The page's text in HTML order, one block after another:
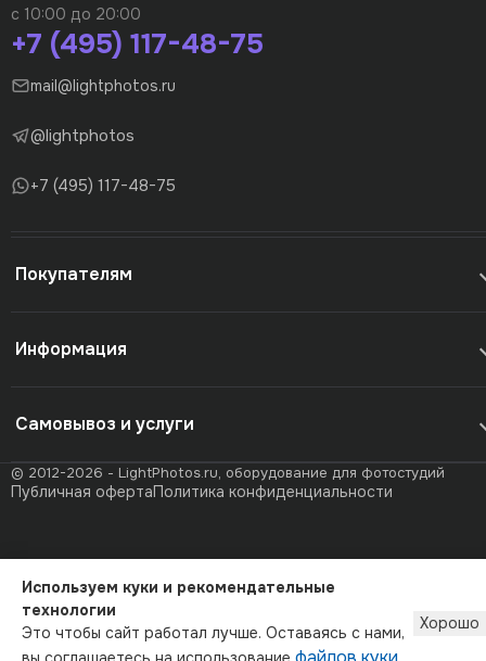
с 10:00 до 20:00
+7 (495) 117-48-75
mail@lightphotos.ru
@lightphotos
+7 (495) 117-48-75
Покупателям
Информация
Самовывоз и услуги
© 2012-2026 - LightPhotos.ru, оборудование для фотостудий
Публичная офертаПолитика конфиденциальности
Используем куки и рекомендательные
технологии
Это чтобы сайт работал лучше. Оставаясь с нами,
Хорошо